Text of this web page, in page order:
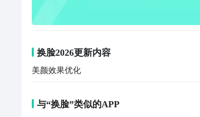
换脸2026更新内容
美颜效果优化
与“换脸”类似的APP